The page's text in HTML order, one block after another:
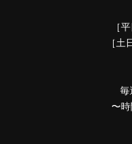
［
［
毎
〜